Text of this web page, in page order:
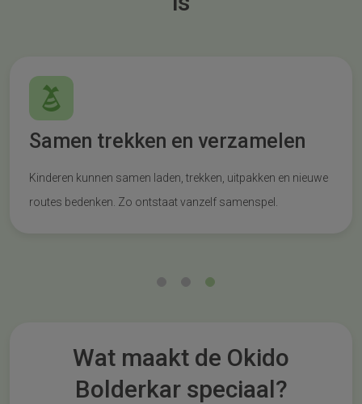
Samen trekken en verzamelen
Kinderen kunnen samen laden, trekken, uitpakken en nieuwe
routes bedenken. Zo ontstaat vanzelf samenspel.
Wat maakt de Okido
Bolderkar speciaal?